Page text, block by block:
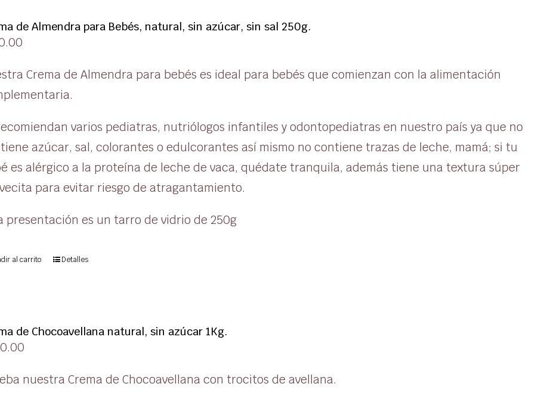
de Almendra para Bebés, natural, sin azúcar, sin sal 250g.
Crema de Almendra para bebés es ideal para bebés que comienzan con la alimentación
varios pediatras, nutriólogos infantiles y odontopediatras en nuestro país ya que no
azúcar, sal, colorantes o edulcorantes así mismo no contiene trazas de leche, mamá; si tu
es alérgico a la proteína de leche de vaca, quédate tranquila, además tiene una textura súper
para evitar riesgo de atragantamiento.
presentación es un tarro de vidrio de 250g
al carrito Detalles
de Chocoavellana natural, sin azúcar 1Kg.
nuestra Crema de Chocoavellana con trocitos de avellana.